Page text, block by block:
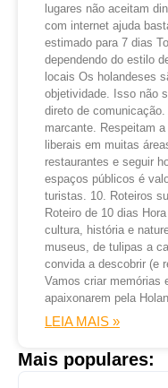
lugares não aceitam
com internet ajuda
estimado para 7 dias
dependendo do estilo
locais Os holandeses
objetividade. Isso não
direto de
marcante. Respeitam
liberais em muitas
restaurantes e seguir
espaços públicos é
turistas. 10. Roteiros
Roteiro de 10 dias
cultura, história e
museus, de tulipas a
convida a descobrir (e
Vamos criar memórias
apaixonarem pela
LEIA MAIS »
Mais populares: